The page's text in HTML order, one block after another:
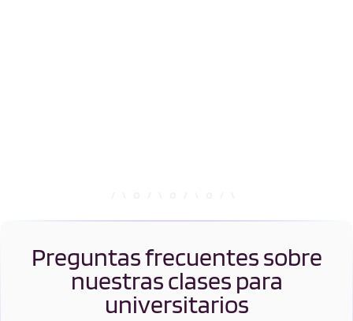
Preguntas frecuentes sobre
nuestras clases para
universitarios